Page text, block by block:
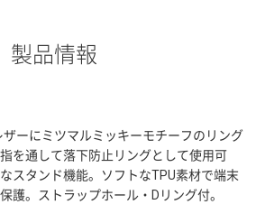
製品情報
ザーにミツマルミッキーモチーフのリング
を通して落下防止リングとして使用可
スタンド機能。ソフトなTPU素材で端末
護。ストラップホール・Dリング付。